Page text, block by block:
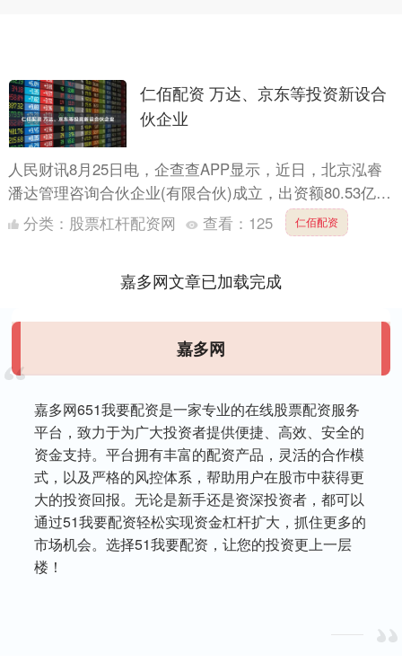
仁佰配资 万达、京东等投资新设合
伙企业
人民财讯8月25日电，企查查APP显示，近日，北京泓睿
潘达管理咨询合伙企业(有限合伙)成立，出资额80.53亿
元，经营范围包含：企业管理咨询；企业管理；信息技
分类： 股票杠杆配资网 查看： 125 仁佰配资
嘉多网文章已加载完成
嘉多网
嘉多网651我要配资是一家专业的在线股票配资服务
平台，致力于为广大投资者提供便捷、高效、安全的
资金支持。平台拥有丰富的配资产品，灵活的合作模
式，以及严格的风控体系，帮助用户在股市中获得更
大的投资回报。无论是新手还是资深投资者，都可以
通过51我要配资轻松实现资金杠杆扩大，抓住更多的
市场机会。选择51我要配资，让您的投资更上一层
楼！